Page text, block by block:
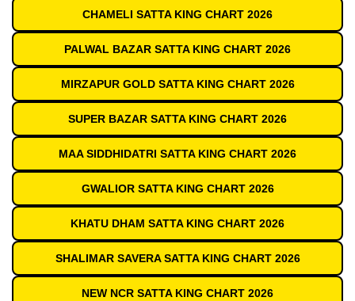
CHAMELI SATTA KING CHART 2026
PALWAL BAZAR SATTA KING CHART 2026
MIRZAPUR GOLD SATTA KING CHART 2026
SUPER BAZAR SATTA KING CHART 2026
MAA SIDDHIDATRI SATTA KING CHART 2026
GWALIOR SATTA KING CHART 2026
KHATU DHAM SATTA KING CHART 2026
SHALIMAR SAVERA SATTA KING CHART 2026
NEW NCR SATTA KING CHART 2026